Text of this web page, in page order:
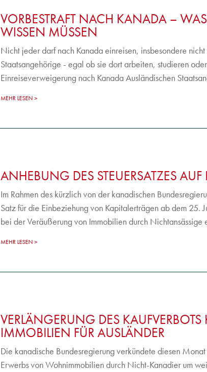
VORBESTRAFT NACH KANADA –
WISSEN MÜSSEN
Nicht jeder darf nach Kanada einreisen, insbesondere
Staatsangehörige - egal ob sie dort arbeiten, studieren
Einreiseverweigerung nach Kanada Ausländischen
MEHR LESEN
ANHEBUNG DES STEUERSATZES AUF
Im Rahmen des kürzlich von der kanadischen
Satz für die Einbeziehung von Kapitalerträgen ab dem 25.
bei der Veräußerung von Immobilien durch Nichtansässige
MEHR LESEN
VERLÄNGERUNG DES
IMMOBILIEN FÜR AUSLÄNDER
Die kanadische Bundesregierung verkündete diesen
Erwerbs von Wohnimmobilien durch Nicht-Kanadier um